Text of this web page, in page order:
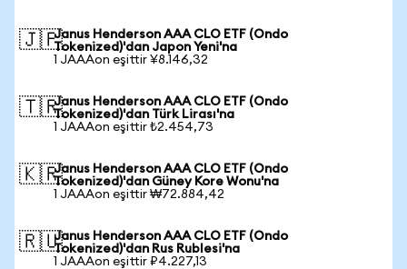
🇯🇵Janus Henderson AAA CLO ETF (Ondo
Tokenized)'dan Japon Yeni'na
1 JAAAon eşittir ¥8.146,32
🇹🇷Janus Henderson AAA CLO ETF (Ondo
Tokenized)'dan Türk Lirası'na
1 JAAAon eşittir ₺2.454,73
🇰🇷Janus Henderson AAA CLO ETF (Ondo
Tokenized)'dan Güney Kore Wonu'na
1 JAAAon eşittir ₩72.884,42
🇷🇺Janus Henderson AAA CLO ETF (Ondo
Tokenized)'dan Rus Rublesi'na
1 JAAAon eşittir ₽4.227,13